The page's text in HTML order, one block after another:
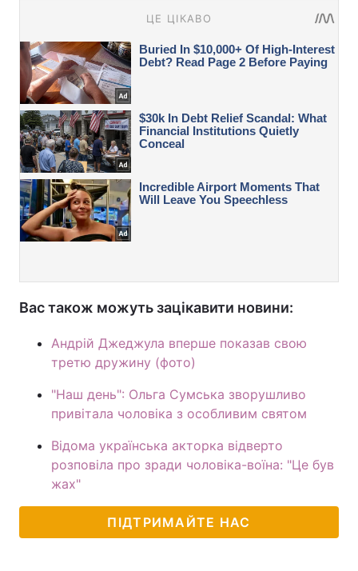
Вас також можуть зацікавити новини:
Андрій Джеджула вперше показав свою
третю дружину (фото)
"Наш день": Ольга Сумська зворушливо
привітала чоловіка з особливим святом
Відома українська акторка відверто
розповіла про зради чоловіка-воїна: "Це був
жах"
ПІДТРИМАЙТЕ НАС